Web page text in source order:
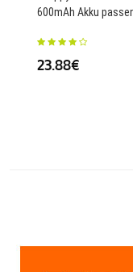
600mAh Akku
23.88€